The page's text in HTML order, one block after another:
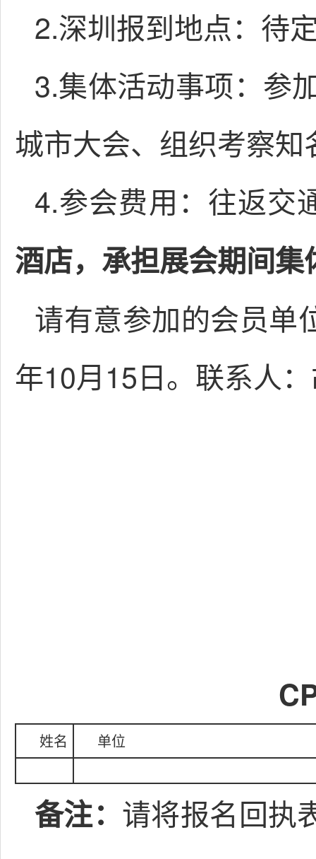
2.深圳报到地点：待
3.集体活动事项：参
城市大会、组织考察
4.参会费用：往返交
酒店， 承担展会期间
请有意参加的会员单
年10月15日。联系人
姓名 单位
备注： 请将报名回执